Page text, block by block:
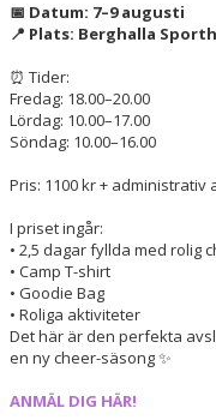
📅 Datum: 7–9 augusti
📍 Plats: Berghalla
⏰ Tider:
Fredag: 18.00–20.00
Lördag: 10.00–17.00
Söndag: 10.00–16.00
Pris: 1100 kr + administrativ
I priset ingår:
• 2,5 dagar fyllda med rolig
• Camp T-shirt
• Goodie Bag
• Roliga aktiviteter
Det här är den perfekta
en ny cheer-säsong ✨
ANMÄL DIG HÄR!